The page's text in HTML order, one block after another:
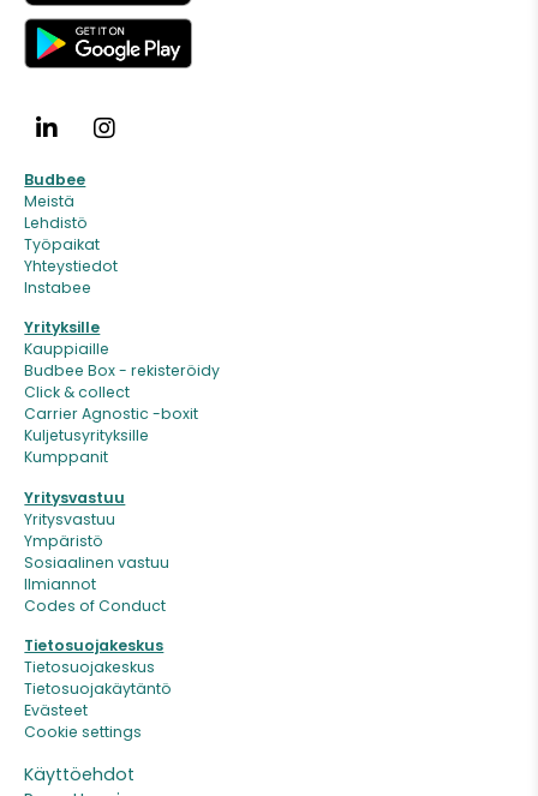
Budbee
Meistä
Lehdistö
Työpaikat
Yhteystiedot
Instabee
Yrityksille
Kauppiaille
Budbee Box - rekisteröidy
Click & collect
Carrier Agnostic -boxit
Kuljetusyrityksille
Kumppanit
Yritysvastuu
Yritysvastuu
Ympäristö
Sosiaalinen vastuu
Ilmiannot
Codes of Conduct
Tietosuojakeskus
Tietosuojakeskus
Tietosuojakäytäntö
Evästeet
Cookie settings
Käyttöehdot